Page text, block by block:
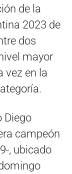
de la
2023 de
dos
mayor
vez en la
Diego
campeón
, ubicado